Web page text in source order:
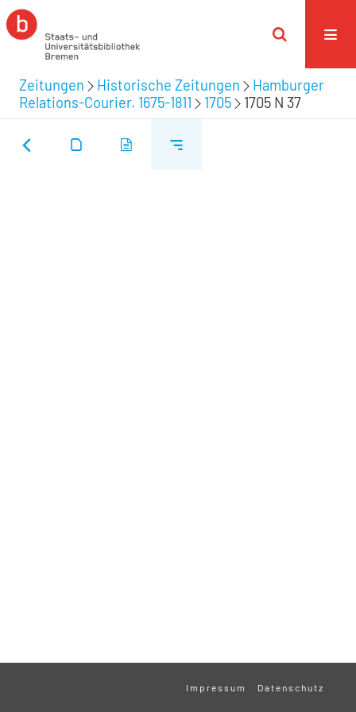
Zeitungen Historische Zeitungen
Hamburger
Relations-Courier. 1675-1811
1705 1705 N 37
Impressum Datenschutz